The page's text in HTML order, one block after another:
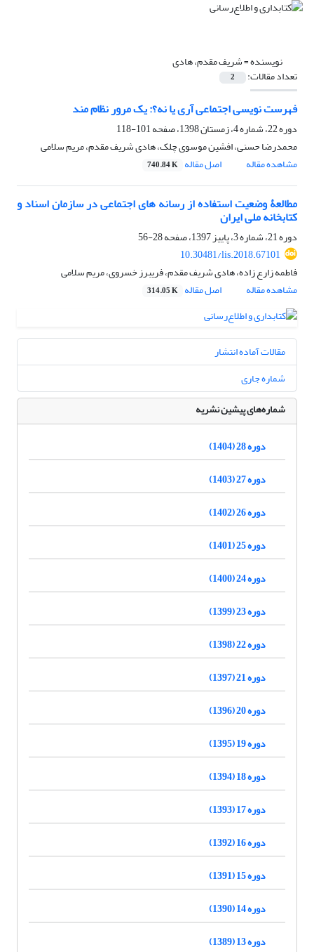
نویسنده =شریف مقدم، هادی
تعداد مقالات: 2
فهرست نویسی اجتماعی آری یا نه؟: یک مرور نظام مند
دوره 22، شماره 4، زمستان 1398، صفحه
101-118
محمدرضا حسنی، افشین موسوی چلک، هادی شریف مقدم، مریم سلامی
مشاهده مقاله
اصل مقاله 740.84 K
مطالعۀ وضعیت استفاده از رسانه‏ های اجتماعی در سازمان اسناد و
کتابخانه ملی ایران
دوره 21، شماره 3، پاییز 1397، صفحه
28-56
10.30481/lis.2018.67101
فاطمه زارع زاده، هادی شریف مقدم، فریبرز خسروی، مریم سلامی
مشاهده مقاله
اصل مقاله 314.05 K
مقالات آماده انتشار
شماره جاری
شماره‌های پیشین نشریه
دوره 28 (1404)
دوره 27 (1403)
دوره 26 (1402)
دوره 25 (1401)
دوره 24 (1400)
دوره 23 (1399)
دوره 22 (1398)
دوره 21 (1397)
دوره 20 (1396)
دوره 19 (1395)
دوره 18 (1394)
دوره 17 (1393)
دوره 16 (1392)
دوره 15 (1391)
دوره 14 (1390)
دوره 13 (1389)